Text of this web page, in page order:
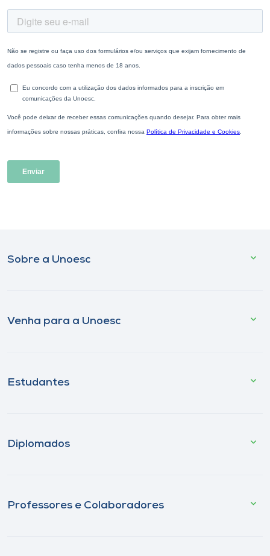
Sobre a Unoesc
Venha para a Unoesc
Estudantes
Diplomados
Professores e Colaboradores